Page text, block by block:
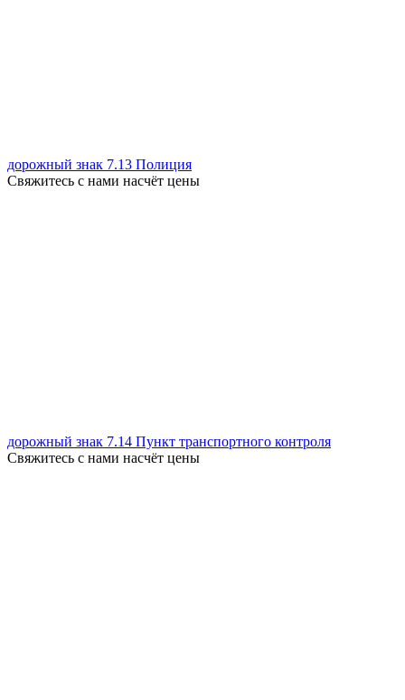
дорожный знак 7.13 Полиция
Свяжитесь с нами насчёт цены
дорожный знак 7.14 Пункт транспортного контроля
Свяжитесь с нами насчёт цены